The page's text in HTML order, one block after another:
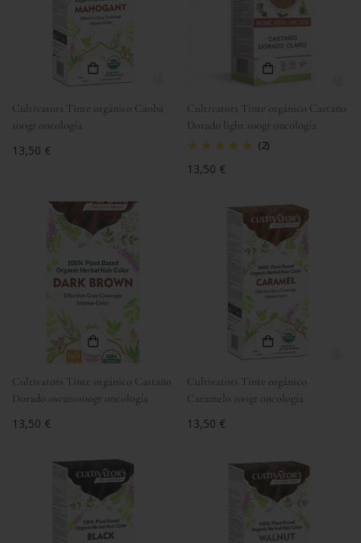
Cultivators Tinte orgánico Caoba
100gr oncología
Precio
13,50 €
Cultivators Tinte orgánico Castaño
Dorado light 100gr oncología
(2)
Precio
13,50 €
Cultivators Tinte orgánico Castaño
Dorado oscuro100gr oncología
Precio
13,50 €
Cultivators Tinte orgánico
Caramelo 100gr oncología
Precio
13,50 €